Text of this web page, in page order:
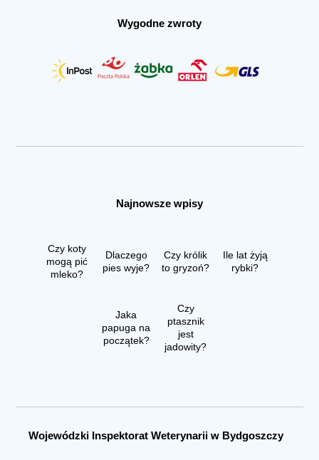
Wygodne zwroty
Najnowsze wpisy
Czy koty
mogą pić
mleko?
Dlaczego
pies wyje?
Czy królik
to gryzoń?
Ile lat żyją
rybki?
Jaka
papuga na
początek?
Czy
ptasznik
jest
jadowity?
Wojewódzki Inspektorat Weterynarii w Bydgoszczy